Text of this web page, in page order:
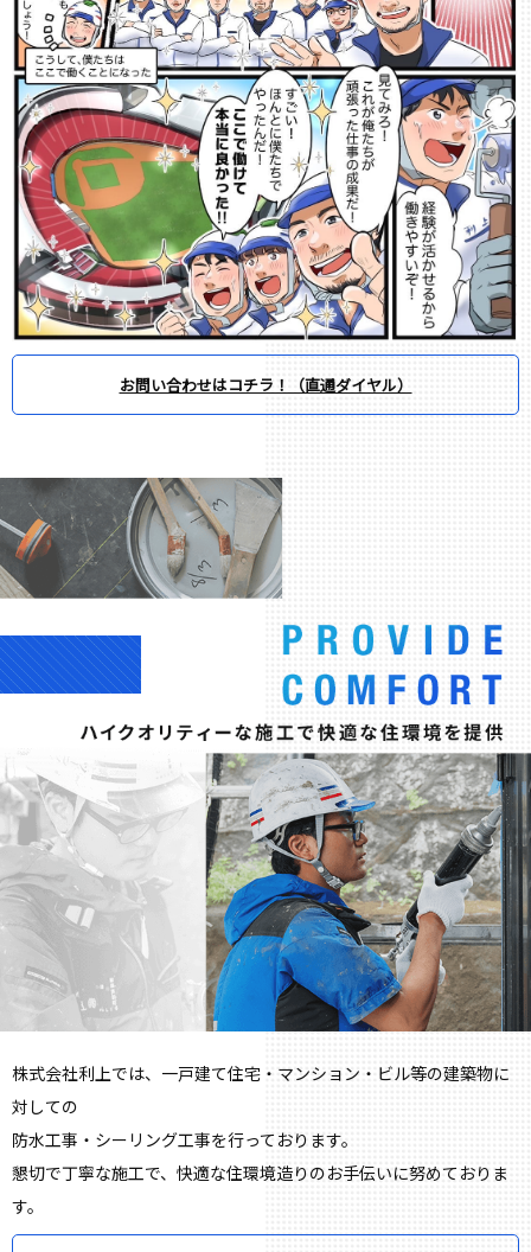
お問い合わせはコチラ！（直通ダイヤル）
株式会社利上では、一戸建て住宅・マンション・ビル等の建築物に
対しての
防水工事・シーリング工事を行っております。
懇切で丁寧な施工で、快適な住環境造りのお手伝いに努めておりま
す。